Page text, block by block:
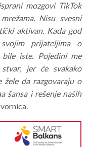
mozgovi TikTok
Nisu svesni
aktivan. Kada god
prijateljima o
iste. Pojedini me
jer će svakako
da razgovaraju o
šansa i rešenje naših